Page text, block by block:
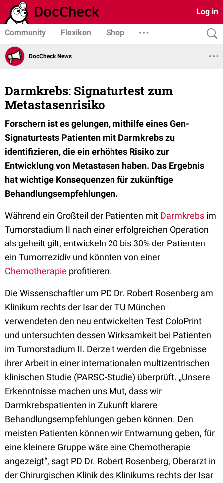
Log in
Community Flexikon Shop
DocCheck News
Darmkrebs: Signaturtest zum
Metastasenrisiko
Forschern ist es gelungen, mithilfe eines Gen-
Signaturtests Patienten mit Darmkrebs zu
identifizieren, die ein erhöhtes Risiko zur
Entwicklung von Metastasen haben. Das Ergebnis
hat wichtige Konsequenzen für zukünftige
Behandlungsempfehlungen.
Während ein Großteil der Patienten mit Darmkrebs im
Tumorstadium II nach einer erfolgreichen Operation
als geheilt gilt, entwickeln 20 bis 30% der Patienten
ein Tumorrezidiv und könnten von einer
Chemotherapie profitieren.
Die Wissenschaftler um PD Dr. Robert Rosenberg am
Klinikum rechts der Isar der TU München
verwendeten den neu entwickelten Test ColoPrint
und untersuchten dessen Wirksamkeit bei Patienten
im Tumorstadium II. Derzeit werden die Ergebnisse
ihrer Arbeit in einer internationalen multizentrischen
klinischen Studie (PARSC-Studie) überprüft. „Unsere
Erkenntnisse machen uns Mut, dass wir
Darmkrebspatienten in Zukunft klarere
Behandlungsempfehlungen geben können. Den
meisten Patienten können wir Entwarnung geben, für
eine kleinere Gruppe wäre eine Chemotherapie
angezeigt“, sagt PD Dr. Robert Rosenberg, Oberarzt in
der Chirurgischen Klinik des Klinikums rechts der Isar